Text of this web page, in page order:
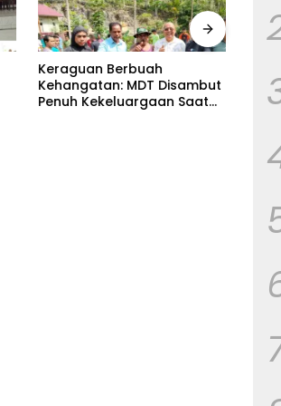
Keraguan Berbuah
Kehangatan: MDT Disambut
Penuh Kekeluargaan Saat